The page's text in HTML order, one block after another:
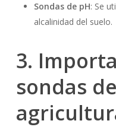
Sondas de pH: Se
alcalinidad del suelo.
3.
sondas